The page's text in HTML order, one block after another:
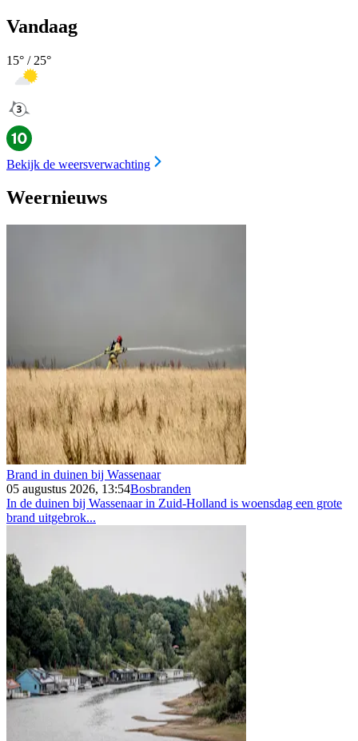
Vandaag
15° / 25°
Bekijk de weersverwachting
Weernieuws
Brand in duinen bij Wassenaar
05 augustus 2026, 13:54Bosbranden
In de duinen bij Wassenaar in Zuid-Holland is woensdag een grote
brand uitgebrok...